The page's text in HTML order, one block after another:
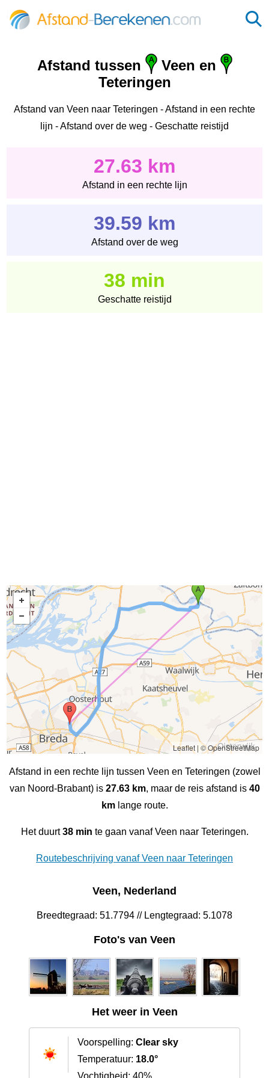
Afstand tussen
Veen en
Teteringen
Afstand van Veen naar Teteringen - Afstand in een rechte
lijn - Afstand over de weg - Geschatte reistijd
27.63 km
Afstand in een rechte lijn
39.59 km
Afstand over de weg
38 min
Geschatte reistijd
Leaflet| © OpenStreetMap
Afstand in een rechte lijn tussen Veen en Teteringen (zowel
van Noord-Brabant) is 27.63 km, maar de reis afstand is 40
kmlange route.
Het duurt38 min te gaan vanaf Veen naar Teteringen.
Routebeschrijving vanaf Veen naar Teteringen
Veen, Nederland
Breedtegraad: 51.7794 // Lengtegraad: 5.1078
Foto's van Veen
Het weer in Veen
Voorspelling: Clear sky
Temperatuur: 18.0°